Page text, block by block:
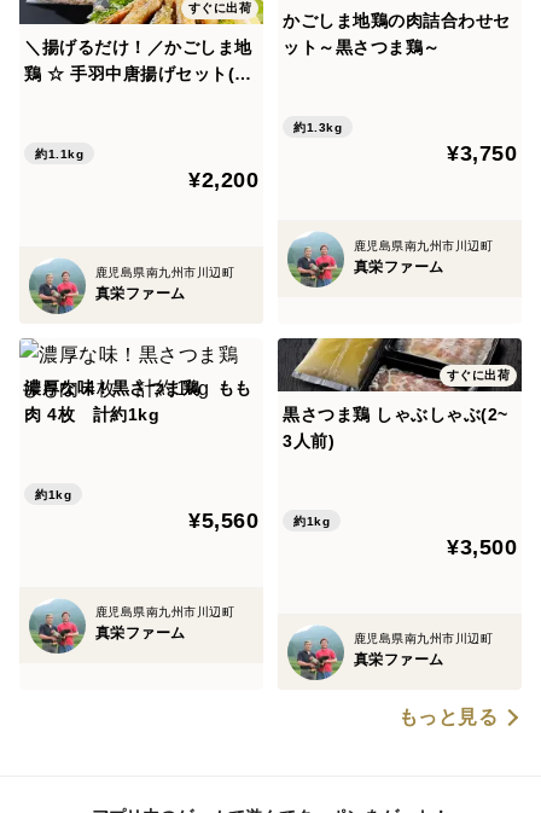
すぐに出荷
＼揚げるだけ！／かごしま地
鶏 ☆ 手羽中唐揚げセット(の
約1.1kg
¥2,200
鹿児島県南九州市川辺町
真栄ファーム
かごしま地鶏の肉詰合わせセ
ット～黒さつま鶏～
約1.3kg
¥3,750
鹿児島県南九州市川辺町
真栄ファーム
濃厚な味！黒さつま鶏 もも
肉 4枚 計約1kg
約1kg
¥5,560
鹿児島県南九州市川辺町
真栄ファーム
すぐに出荷
黒さつま鶏 しゃぶしゃぶ(2~
3人前)
約1kg
¥3,500
鹿児島県南九州市川辺町
真栄ファーム
もっと見る